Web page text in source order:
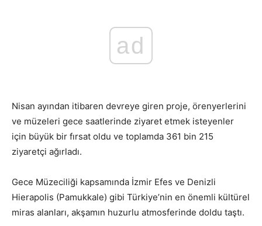
ad
Nisan ayından itibaren devreye giren proje, örenyerlerini
ve müzeleri gece saatlerinde ziyaret etmek isteyenler
için büyük bir fırsat oldu ve toplamda 361 bin 215
ziyaretçi ağırladı.
Gece Müzeciliği kapsamında İzmir Efes ve Denizli
Hierapolis (Pamukkale) gibi Türkiye’nin en önemli kültürel
miras alanları, akşamın huzurlu atmosferinde doldu taştı.